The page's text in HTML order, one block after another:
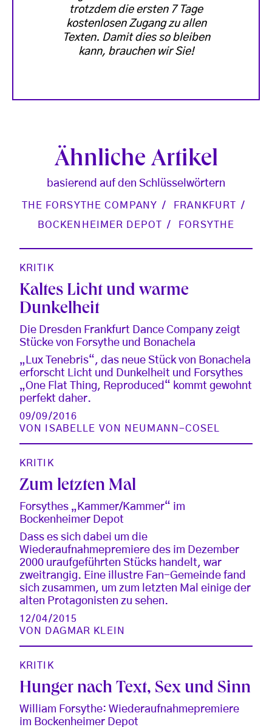
trotzdem die ersten 7 Tage
kostenlosen Zugang zu allen
Texten. Damit dies so bleiben
kann, brauchen wir Sie!
Ähnliche Artikel
basierend auf den Schlüsselwörtern
THE FORSYTHE COMPANY
FRANKFURT
BOCKENHEIMER DEPOT
FORSYTHE
KRITIK
Kaltes Licht und warme
Dunkelheit
Die Dresden Frankfurt Dance Company zeigt
Stücke von Forsythe und Bonachela
„Lux Tenebris“, das neue Stück von Bonachela
erforscht Licht und Dunkelheit und Forsythes
„One Flat Thing, Reproduced“ kommt gewohnt
perfekt daher.
09/09/2016
VON
ISABELLE VON NEUMANN-COSEL
KRITIK
Zum letzten Mal
Forsythes „Kammer/Kammer“ im
Bockenheimer Depot
Dass es sich dabei um die
Wiederaufnahmepremiere des im Dezember
2000 uraufgeführten Stücks handelt, war
zweitrangig. Eine illustre Fan-Gemeinde fand
sich zusammen, um zum letzten Mal einige der
alten Protagonisten zu sehen.
12/04/2015
VON
DAGMAR KLEIN
KRITIK
Hunger nach Text, Sex und Sinn
William Forsythe: Wiederaufnahmepremiere
im Bockenheimer Depot